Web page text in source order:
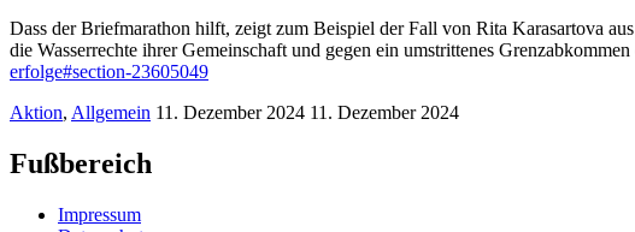
Dass der Briefmarathon hilft, zeigt zum Beispiel der Fall von Rita Karasartova
die Wasserrechte ihrer Gemeinschaft und gegen ein umstrittenes
erfolge#section-23605049
Aktion, Allgemein 11. Dezember 2024 11. Dezember 2024
Fußbereich
Impressum